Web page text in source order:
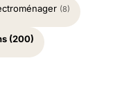
(8)
(200)